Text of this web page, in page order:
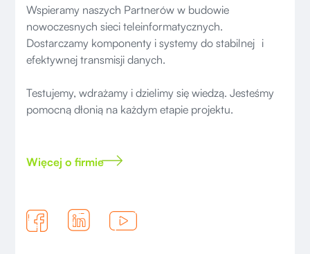
Wspieramy naszych Partnerów w budowie
nowoczesnych sieci teleinformatycznych.
Dostarczamy komponenty i systemy do stabilnej i
efektywnej transmisji danych.
Testujemy, wdrażamy i dzielimy się wiedzą. Jesteśmy
pomocną dłonią na każdym etapie projektu.
Więcej o firmie